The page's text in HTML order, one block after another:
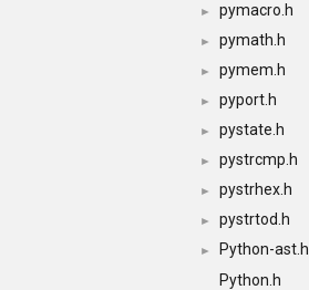
► pymacro.h
► pymath.h
► pymem.h
► pyport.h
► pystate.h
► pystrcmp.h
► pystrhex.h
► pystrtod.h
►
Python-ast.h
Python.h